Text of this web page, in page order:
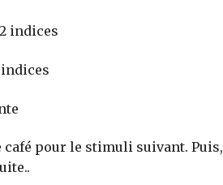
indices
indices
café pour le stimuli suivant.